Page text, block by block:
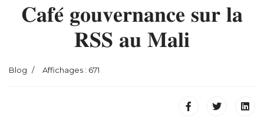
𝐂𝐚𝐟𝐞́ 𝐠𝐨𝐮𝐯𝐞𝐫𝐧𝐚𝐧𝐜𝐞 𝐬𝐮𝐫 𝐥𝐚
𝐑𝐒𝐒 𝐚𝐮 𝐌𝐚𝐥𝐢
Blog Affichages : 671